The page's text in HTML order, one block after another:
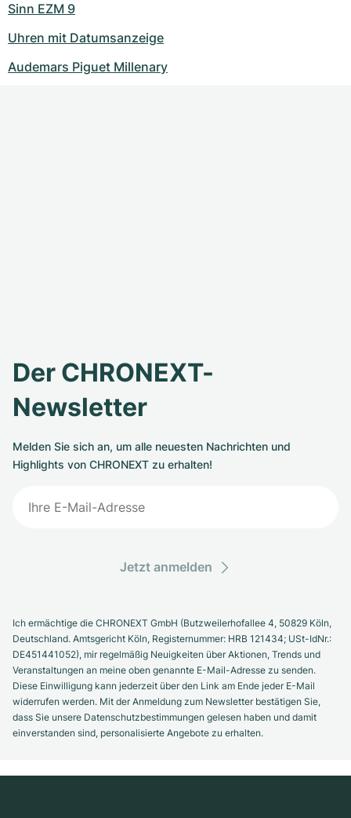
Sinn EZM 9
Uhren mit Datumsanzeige
Audemars Piguet Millenary
Der CHRONEXT-
Newsletter
Melden Sie sich an, um alle neuesten Nachrichten und
Highlights von CHRONEXT zu erhalten!
Jetzt anmelden
Ich ermächtige die CHRONEXT GmbH (Butzweilerhofallee 4, 50829 Köln,
Deutschland. Amtsgericht Köln, Registernummer: HRB 121434; USt-IdNr.:
DE451441052), mir regelmäßig Neuigkeiten über Aktionen, Trends und
Veranstaltungen an meine oben genannte E-Mail-Adresse zu senden.
Diese Einwilligung kann jederzeit über den Link am Ende jeder E-Mail
widerrufen werden. Mit der Anmeldung zum Newsletter bestätigen Sie,
dass Sie unsere Datenschutzbestimmungen gelesen haben und damit
einverstanden sind, personalisierte Angebote zu erhalten.